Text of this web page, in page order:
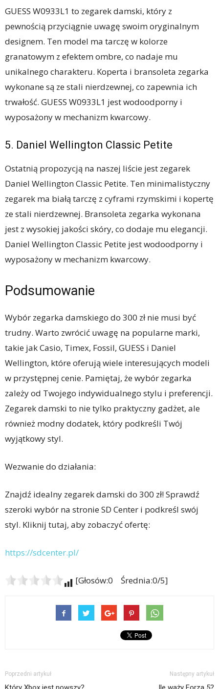
GUESS W0933L1 to zegarek damski, który z
pewnością przyciągnie uwagę swoim oryginalnym
designem. Ten model ma tarczę w kolorze
granatowym z efektem ombre, co nadaje mu
unikalnego charakteru. Koperta i bransoleta zegarka
wykonane są ze stali nierdzewnej, co zapewnia ich
trwałość. GUESS W0933L1 jest wodoodporny i
wyposażony w mechanizm kwarcowy.
5. Daniel Wellington Classic Petite
Ostatnią propozycją na naszej liście jest zegarek
Daniel Wellington Classic Petite. Ten minimalistyczny
zegarek ma białą tarczę z cyframi rzymskimi i kopertę
ze stali nierdzewnej. Bransoleta zegarka wykonana
jest z wysokiej jakości skóry, co dodaje mu elegancji.
Daniel Wellington Classic Petite jest wodoodporny i
wyposażony w mechanizm kwarcowy.
Podsumowanie
Wybór zegarka damskiego do 300 zł nie musi być
trudny. Warto zwrócić uwagę na popularne marki,
takie jak Casio, Timex, Fossil, GUESS i Daniel
Wellington, które oferują wiele interesujących modeli
w przystępnej cenie. Pamiętaj, że wybór zegarka
zależy od Twojego indywidualnego stylu i preferencji.
Zegarek damski to nie tylko praktyczny gadżet, ale
również modny dodatek, który podkreśli Twój
wyjątkowy styl.
Wezwanie do działania:
Znajdź idealny zegarek damski do 300 zł! Sprawdź
szeroki wybór na stronie SD Center i podkreśl swój
styl. Kliknij tutaj, aby zobaczyć ofertę:
https://sdcenter.pl/
[Głosów:0 Średnia:0/5]
Poprzedni artykuł Następny artykuł